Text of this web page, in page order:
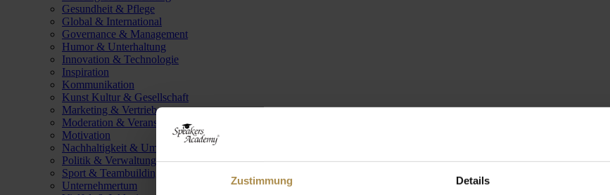
Zustimmung Details
Gesundheit & Pflege
Global & International
Governance & Management
Humor & Unterhaltung
Innovation & Technologie
Inspiration
Kommunikation
Kunst Kultur & Gesellschaft
Marketing & Vertrieb
Moderation & Veranstaltungsleitung
Motivation
Nachhaltigkeit & Umwelt
Politik & Verwaltung
Sport & Teambuilding
Unternehmertum